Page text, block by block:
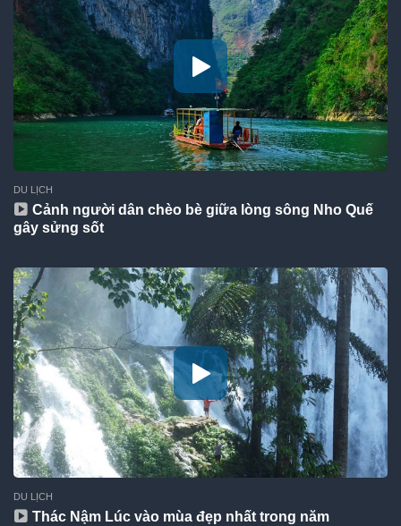
DU LỊCH
Cảnh người dân chèo bè giữa lòng sông Nho Quế
gây sửng sốt
DU LỊCH
Thác Nậm Lúc vào mùa đẹp nhất trong năm